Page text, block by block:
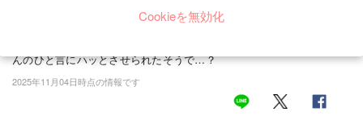
Cookieを無効化
病院
美容・ファッション
んはある日、3か月の息子さんをお風呂に入れていました。「手が臭
んのひと言にハッとさせられたそうで…？
2025年11月04日時点の情報です